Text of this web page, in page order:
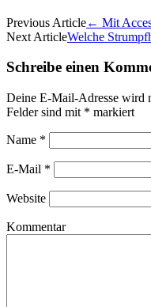
Previous Article← Mit
Next ArticleWelche
Schreibe einen
Deine E-Mail-Adresse wird
Felder sind mit * markiert
Name *
E-Mail *
Website
Kommentar